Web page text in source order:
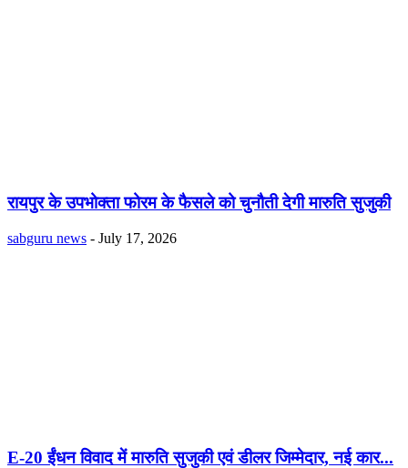
रायपुर के उपभोक्ता फोरम के फैसले को चुनौती देगी मारुति सुजुकी
sabguru news - July 17, 2026
E-20 ईंधन विवाद में मारुति सुजुकी एवं डीलर जिम्मेदार, नई कार...